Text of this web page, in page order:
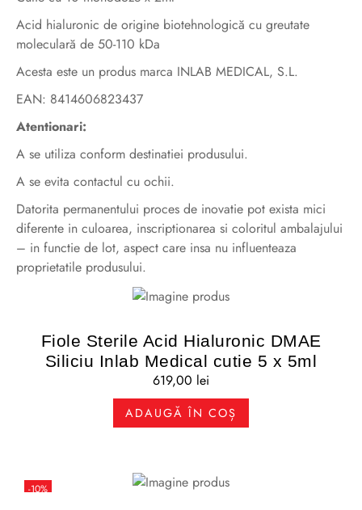
Acid hialuronic de origine biotehnologică cu greutate
moleculară de 50-110 kDa
Acesta este un produs marca INLAB MEDICAL, S.L.
EAN: 8414606823437
Atentionari:
A se utiliza conform destinatiei produsului.
A se evita contactul cu ochii.
Datorita permanentului proces de inovatie pot exista mici
diferente in culoarea, inscriptionarea si coloritul ambalajului
– in functie de lot, aspect care insa nu influenteaza
proprietatile produsului.
Fiole Sterile Acid Hialuronic DMAE
Siliciu Inlab Medical cutie 5 x 5ml
619,00 lei
ADAUGĂ ÎN COȘ
-10%